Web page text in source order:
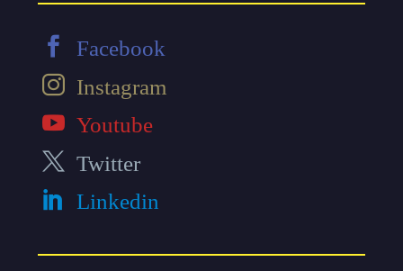
Facebook
Instagram
Youtube
Twitter
Linkedin